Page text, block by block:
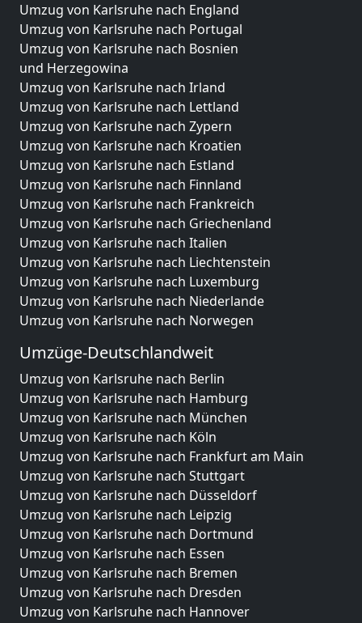
Umzug von Karlsruhe nach England
Umzug von Karlsruhe nach Portugal
Umzug von Karlsruhe nach Bosnien
und Herzegowina
Umzug von Karlsruhe nach Irland
Umzug von Karlsruhe nach Lettland
Umzug von Karlsruhe nach Zypern
Umzug von Karlsruhe nach Kroatien
Umzug von Karlsruhe nach Estland
Umzug von Karlsruhe nach Finnland
Umzug von Karlsruhe nach Frankreich
Umzug von Karlsruhe nach Griechenland
Umzug von Karlsruhe nach Italien
Umzug von Karlsruhe nach Liechtenstein
Umzug von Karlsruhe nach Luxemburg
Umzug von Karlsruhe nach Niederlande
Umzug von Karlsruhe nach Norwegen
Umzüge-Deutschlandweit
Umzug von Karlsruhe nach Berlin
Umzug von Karlsruhe nach Hamburg
Umzug von Karlsruhe nach München
Umzug von Karlsruhe nach Köln
Umzug von Karlsruhe nach Frankfurt am Main
Umzug von Karlsruhe nach Stuttgart
Umzug von Karlsruhe nach Düsseldorf
Umzug von Karlsruhe nach Leipzig
Umzug von Karlsruhe nach Dortmund
Umzug von Karlsruhe nach Essen
Umzug von Karlsruhe nach Bremen
Umzug von Karlsruhe nach Dresden
Umzug von Karlsruhe nach Hannover